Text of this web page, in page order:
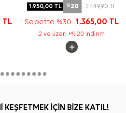
TL
1.950,00 TL %20 2.449,90TL
Sepette %30 1.365,00 TL
2 ve üzeri +% 20 indirim
KEŞFETMEK İÇİN BİZE KATIL!